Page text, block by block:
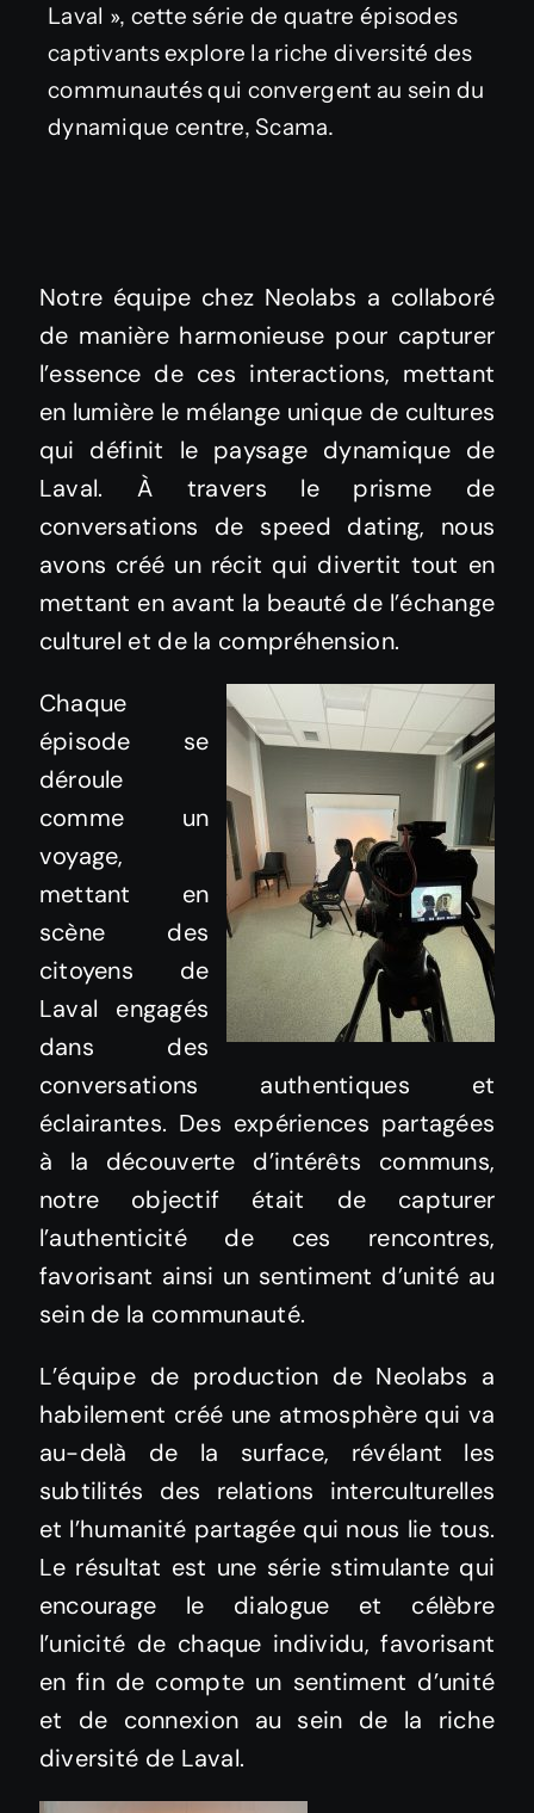
Laval », cette série de quatre épisodes
captivants explore la riche diversité des
communautés qui convergent au sein du
dynamique centre, Scama.
Notre équipe chez Neolabs a collaboré
de manière harmonieuse pour capturer
l’essence de ces interactions, mettant
en lumière le mélange unique de cultures
qui définit le paysage dynamique de
Laval. À travers le prisme de
conversations de speed dating, nous
avons créé un récit qui divertit tout en
mettant en avant la beauté de l’échange
culturel et de la compréhension.
Chaque
épisode se
déroule
comme un
voyage,
mettant en
scène des
citoyens de
Laval engagés
dans des
conversations authentiques et
éclairantes. Des expériences partagées
à la découverte d’intérêts communs,
notre objectif était de capturer
l’authenticité de ces rencontres,
favorisant ainsi un sentiment d’unité au
sein de la communauté.
L’équipe de production de Neolabs a
habilement créé une atmosphère qui va
au-delà de la surface, révélant les
subtilités des relations interculturelles
et l’humanité partagée qui nous lie tous.
Le résultat est une série stimulante qui
encourage le dialogue et célèbre
l’unicité de chaque individu, favorisant
en fin de compte un sentiment d’unité
et de connexion au sein de la riche
diversité de Laval.